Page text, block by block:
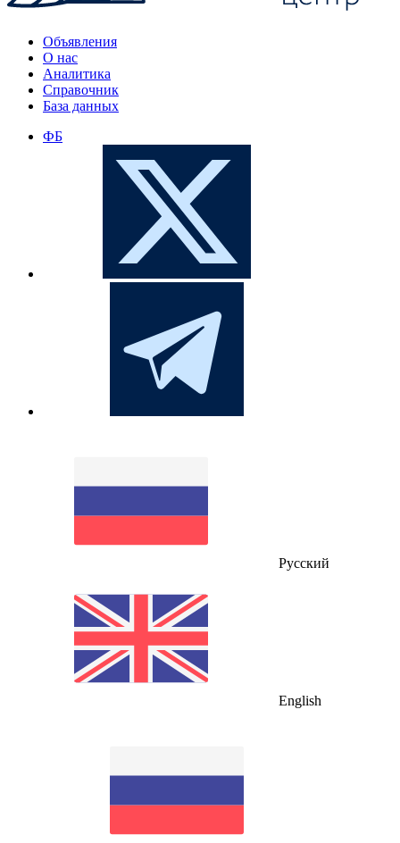
Объявления
О нас
Аналитика
Справочник
База данных
ФБ
Русский
English